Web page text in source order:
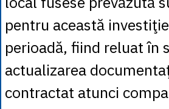
pentru această
perioadă, fiind reluat în
actualizarea
contractat atunci